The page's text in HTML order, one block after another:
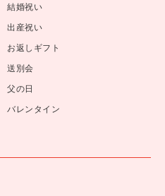
結婚祝い
出産祝い
お返しギフト
送別会
父の日
バレンタイン